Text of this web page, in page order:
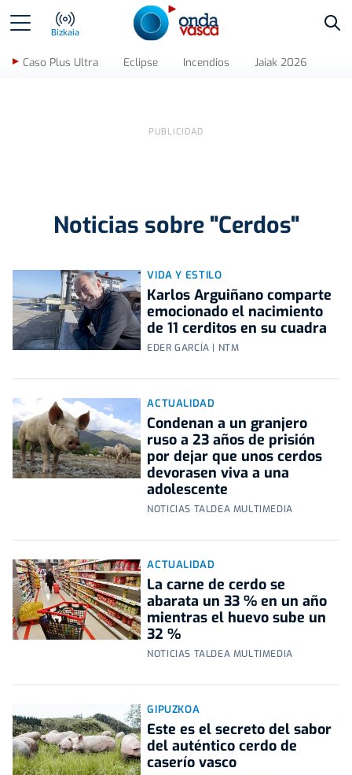
Bizkaia
Caso Plus Ultra Eclipse Incendios Jaiak 2026
Noticias sobre "Cerdos"
VIDA Y ESTILO
Karlos Arguiñano comparte
emocionado el nacimiento
de 11 cerditos en su cuadra
EDER GARCÍA | NTM
ACTUALIDAD
Condenan a un granjero
ruso a 23 años de prisión
por dejar que unos cerdos
devorasen viva a una
adolescente
NOTICIAS TALDEA MULTIMEDIA
ACTUALIDAD
La carne de cerdo se
abarata un 33 % en un año
mientras el huevo sube un
32 %
NOTICIAS TALDEA MULTIMEDIA
GIPUZKOA
Este es el secreto del sabor
del auténtico cerdo de
caserío vasco